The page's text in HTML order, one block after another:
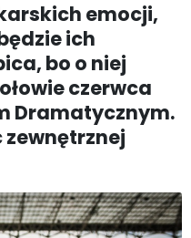
emocji,
ich
bo o niej
czerwca
Dramatycznym.
zewnętrznej